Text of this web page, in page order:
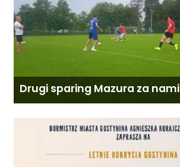
Drugi sparing Mazura za nami